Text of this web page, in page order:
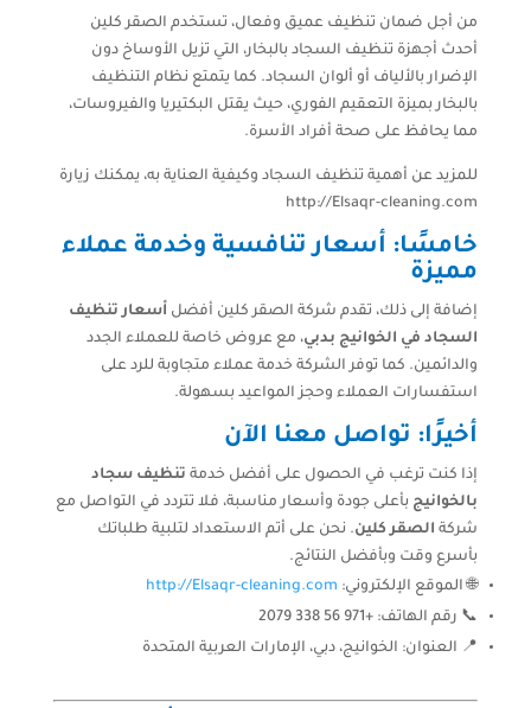
من أجل ضمان تنظيف عميق وفعال، تستخدم الصقر كلين
أحدث أجهزة تنظيف السجاد بالبخار، التي تزيل الأوساخ دون
الإضرار بالألياف أو ألوان السجاد. كما يتمتع نظام التنظيف
بالبخار بميزة التعقيم الفوري، حيث يقتل البكتيريا والفيروسات،
مما يحافظ على صحة أفراد الأسرة.
للمزيد عن أهمية تنظيف السجاد وكيفية العناية به، يمكنك زيارة
http://Elsaqr-cleaning.com
خامسًا: أسعار تنافسية وخدمة عملاء
مميزة
إضافة إلى ذلك، تقدم شركة الصقر كلين أفضل أسعار تنظيف
السجاد في الخوانيج بدبي، مع عروض خاصة للعملاء الجدد
والدائمين. كما توفر الشركة خدمة عملاء متجاوبة للرد على
استفسارات العملاء وحجز المواعيد بسهولة.
أخيرًا: تواصل معنا الآن
إذا كنت ترغب في الحصول على أفضل خدمة تنظيف سجاد
بالخوانيج بأعلى جودة وأسعار مناسبة، فلا تتردد في التواصل مع
شركة الصقر كلين. نحن على أتم الاستعداد لتلبية طلباتك
بأسرع وقت وبأفضل النتائج.
🌐 الموقع الإلكتروني: http://Elsaqr-cleaning.com
📞 رقم الهاتف: +971 56 338 2079
📍 العنوان: الخوانيج، دبي، الإمارات العربية المتحدة